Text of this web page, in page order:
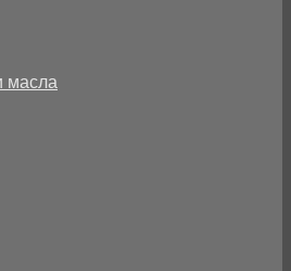
масла